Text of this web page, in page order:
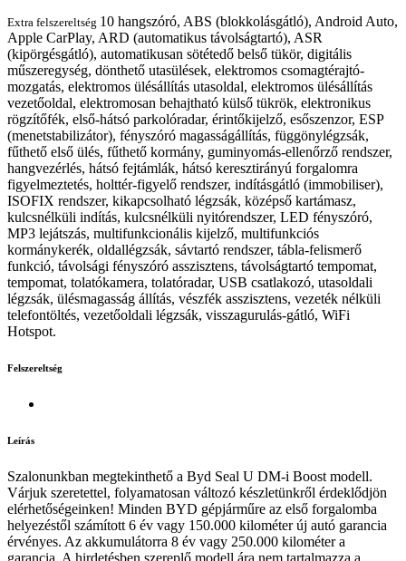
Extra felszereltség 10 hangszóró, ABS (blokkolásgátló), Android Auto,
Apple CarPlay, ARD (automatikus távolságtartó), ASR
(kipörgésgátló), automatikusan sötétedő belső tükör, digitális
műszeregység, dönthető utasülések, elektromos csomagtérajtó-
mozgatás, elektromos ülésállítás utasoldal, elektromos ülésállítás
vezetőoldal, elektromosan behajtható külső tükrök, elektronikus
rögzítőfék, első-hátsó parkolóradar, érintőkijelző, esőszenzor, ESP
(menetstabilizátor), fényszóró magasságállítás, függönylégzsák,
fűthető első ülés, fűthető kormány, guminyomás-ellenőrző rendszer,
hangvezérlés, hátsó fejtámlák, hátsó keresztirányú forgalomra
figyelmeztetés, holttér-figyelő rendszer, indításgátló (immobiliser),
ISOFIX rendszer, kikapcsolható légzsák, középső kartámasz,
kulcsnélküli indítás, kulcsnélküli nyitórendszer, LED fényszóró,
MP3 lejátszás, multifunkcionális kijelző, multifunkciós
kormánykerék, oldallégzsák, sávtartó rendszer, tábla-felismerő
funkció, távolsági fényszóró asszisztens, távolságtartó tempomat,
tempomat, tolatókamera, tolatóradar, USB csatlakozó, utasoldali
légzsák, ülésmagasság állítás, vészfék asszisztens, vezeték nélküli
telefontöltés, vezetőoldali légzsák, visszagurulás-gátló, WiFi
Hotspot.
Felszereltség
Leírás
Szalonunkban megtekinthető a Byd Seal U DM-i Boost modell.
Várjuk szeretettel, folyamatosan változó készletünkről érdeklődjön
elérhetőségeinken! Minden BYD gépjárműre az első forgalomba
helyezéstől számított 6 év vagy 150.000 kilométer új autó garancia
érvényes. Az akkumulátorra 8 év vagy 250.000 kilométer a